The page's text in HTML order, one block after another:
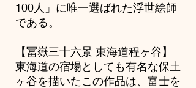
100人」に唯一選ばれた浮世絵師
である。
【冨嶽三十六景 東海道程ヶ谷】
東海道の宿場としても有名な保土
ヶ谷を描いたこの作品は、富士を